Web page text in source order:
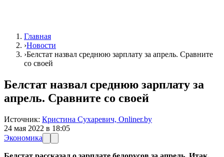
Главная
›Новости
›Белстат назвал среднюю зарплату за апрель. Сравните
со своей
Белстат назвал среднюю зарплату за
апрель. Сравните со своей
Источник: Кристина Сухаревич, Onliner.by
24 мая 2022 в 18:05
Экономика